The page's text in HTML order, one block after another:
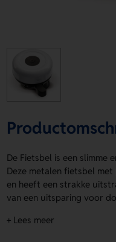
De Fietsbel is een slimme
Deze metalen fietsbel
en heeft een strakke
van een uitsparing voor
naam of eigen ontwerp
+ Lees meer